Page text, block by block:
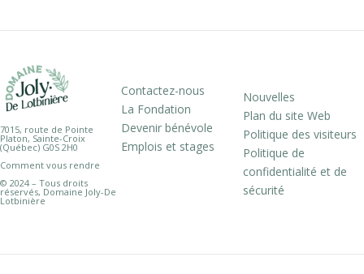
7015, route de Pointe
Platon, Sainte-Croix
(Québec) G0S 2H0
Comment vous rendre
© 2024 – Tous droits
réservés, Domaine Joly-De
Lotbinière
Contactez-nous
La Fondation
Devenir bénévole
Emplois et stages
Nouvelles
Plan du site Web
Politique des visiteurs
Politique de
confidentialité et de
sécurité